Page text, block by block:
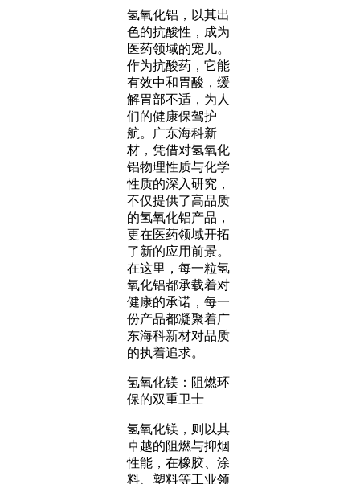
氢氧化铝，以其出
色的抗酸性，成为
医药领域的宠儿。
作为抗酸药，它能
有效中和胃酸，缓
解胃部不适，为人
们的健康保驾护
航。广东海科新
材，凭借对氢氧化
铝物理性质与化学
性质的深入研究，
不仅提供了高品质
的氢氧化铝产品，
更在医药领域开拓
了新的应用前景。
在这里，每一粒氢
氧化铝都承载着对
健康的承诺，每一
份产品都凝聚着广
东海科新材对品质
的执着追求。
氢氧化镁：阻燃环
保的双重卫士
氢氧化镁，则以其
卓越的阻燃与抑烟
性能，在橡胶、涂
料、塑料等工业领